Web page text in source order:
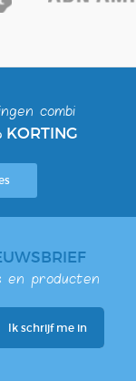
combi
KORTING
en producten